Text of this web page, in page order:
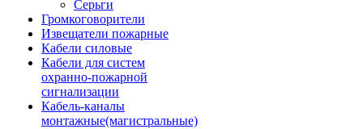
Серьги
Громкоговорители
Извещатели пожарные
Кабели силовые
Кабели для систем
охранно-пожарной
сигнализации
Кабель-каналы
монтажные(магистральные)